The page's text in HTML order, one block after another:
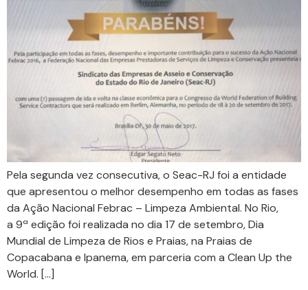
Pela segunda vez consecutiva, o Seac-RJ foi a entidade
que apresentou o melhor desempenho em todas as fases
da Ação Nacional Febrac – Limpeza Ambiental. No Rio,
a 9ª edição foi realizada no dia 17 de setembro, Dia
Mundial de Limpeza de Rios e Praias, na Praias de
Copacabana e Ipanema, em parceria com a Clean Up the
World. […]